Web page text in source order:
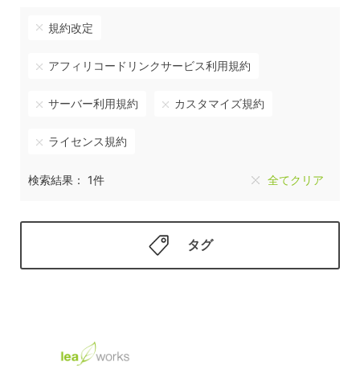
規約改定
アフィリコードリンクサービス利用規約
サーバー利用規約 カスタマイズ規約
ライセンス規約
検索結果： 1件 全てクリア
タグ